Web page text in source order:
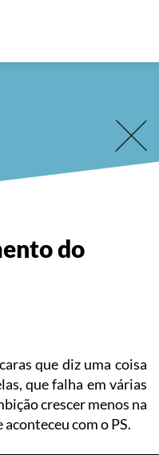
do
que diz uma coisa
que falha em várias
crescer menos na
com o PS.